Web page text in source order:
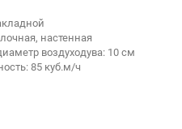
настенная
воздуходува: 10 см
85 куб.м/ч